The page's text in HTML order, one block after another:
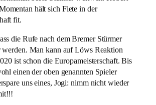
hält sich Fiete in der
fit.
die Rufe nach dem Bremer Stürmer
werden. Man kann auf Löws Reaktion
ist schon die Europameisterschaft. Bis
einen der oben genannten Spieler
uns eines, Jogi: nimm nicht wieder